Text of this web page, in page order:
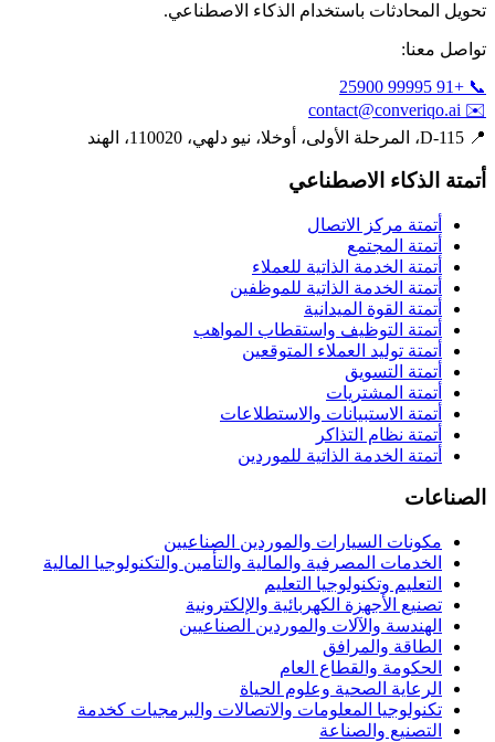
تحويل المحادثات باستخدام الذكاء الاصطناعي.
تواصل معنا:
📞 +91 99995 25900
✉️
contact@converiqo.ai
📍 D-115، المرحلة الأولى، أوخلا، نيو دلهي، 110020، الهند
أتمتة الذكاء الاصطناعي
أتمتة مركز الاتصال
أتمتة المجتمع
أتمتة الخدمة الذاتية للعملاء
أتمتة الخدمة الذاتية للموظفين
أتمتة القوة الميدانية
أتمتة التوظيف واستقطاب المواهب
أتمتة توليد العملاء المتوقعين
أتمتة التسويق
أتمتة المشتريات
أتمتة الاستبيانات والاستطلاعات
أتمتة نظام التذاكر
أتمتة الخدمة الذاتية للموردين
الصناعات
مكونات السيارات والموردين الصناعيين
الخدمات المصرفية والمالية والتأمين والتكنولوجيا المالية
التعليم وتكنولوجيا التعليم
تصنيع الأجهزة الكهربائية والإلكترونية
الهندسة والآلات والموردين الصناعيين
الطاقة والمرافق
الحكومة والقطاع العام
الرعاية الصحية وعلوم الحياة
تكنولوجيا المعلومات والاتصالات والبرمجيات كخدمة
التصنيع والصناعة